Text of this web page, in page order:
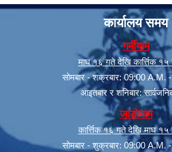
कार्यालय समय
गर्मीयाम
माघ १६ गते देखि कार्त्तिक
सोमबार - शक्रबार: 09:00 A.M.
आइतबार र शनिबार:
जाडोयाम
कार्त्तिक १६ गते देखि माघ
सोमबार - शुक्रबार: 09:00 A.M.